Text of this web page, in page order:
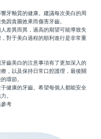
釉質的健康。建議每次美白的周
因貪圖效果而傷害牙齒。
差異而異，過高的期望可能導致失
對于美白過程的順利進行是非常重
美白的注意事項有了更加深入的
，以及保持日常口腔護理，最後關
環節。
健康的牙齒。希望每個人都能安全
。
考